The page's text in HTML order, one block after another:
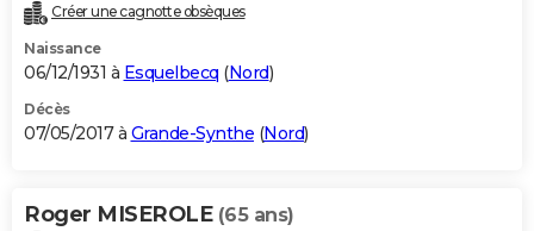
Créer une cagnotte obsèques
Naissance
06/12/1931 à Esquelbecq (Nord)
Décès
07/05/2017 à Grande-Synthe (Nord)
Roger MISEROLE (65 ans)